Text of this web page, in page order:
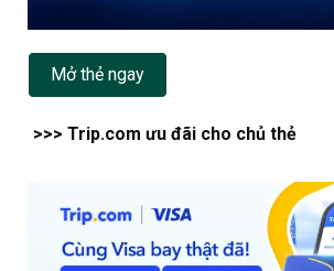
Mở thẻ ngay
>>> Trip.com ưu đãi cho chủ thẻ